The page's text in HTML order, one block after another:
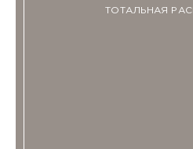
ТОТАЛЬНАЯ